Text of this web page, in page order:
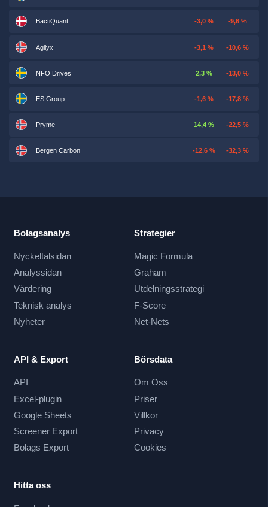
BactiQuant -3,0 % -9,6 %
Agilyx -3,1 % -10,6 %
NFO Drives 2,3 % -13,0 %
ES Group -1,6 % -17,8 %
Pryme 14,4 % -22,5 %
Bergen Carbon -12,6 % -32,3 %
Bolagsanalys
Nyckeltalsidan
Analyssidan
Värdering
Teknisk analys
Nyheter
Strategier
Magic Formula
Graham
Utdelningsstrategi
F-Score
Net-Nets
API & Export
API
Excel-plugin
Google Sheets
Screener Export
Bolags Export
Börsdata
Om Oss
Priser
Villkor
Privacy
Cookies
Hitta oss